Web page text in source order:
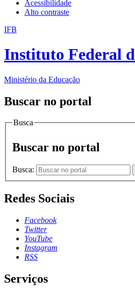
Acessibilidade
Alto contraste
IFB
Instituto Federal
Ministério da Educação
Buscar no portal
Busca
Buscar no portal
Busca:
Redes Sociais
Facebook
Twitter
YouTube
Instagram
RSS
Serviços